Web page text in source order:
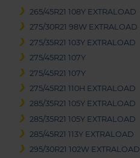
265/45R21 108Y EXTRALOAD
275/30R21 98W EXTRALOAD
275/35R21 103Y EXTRALOAD
275/45R21 107Y
275/45R21 107Y
275/45R21 110H EXTRALOAD
285/35R21 105Y EXTRALOAD
285/35R21 105Y EXTRALOAD
285/45R21 113Y EXTRALOAD
295/30R21 102W EXTRALOAD